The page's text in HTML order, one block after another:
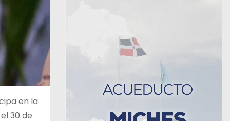
en la
30 de